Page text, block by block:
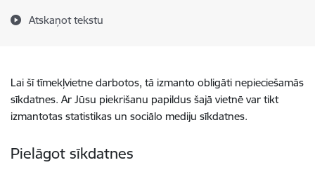
Atskaņot tekstu
Lai šī tīmekļvietne darbotos, tā izmanto obligāti nepieciešamās
sīkdatnes. Ar Jūsu piekrišanu papildus šajā vietnē var tikt
izmantotas statistikas un sociālo mediju sīkdatnes.
Pielāgot sīkdatnes